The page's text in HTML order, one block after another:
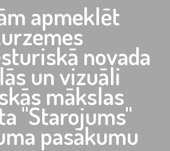
apmeklēt
novada
un vizuāli
mākslas
"Starojums"
pasākumu